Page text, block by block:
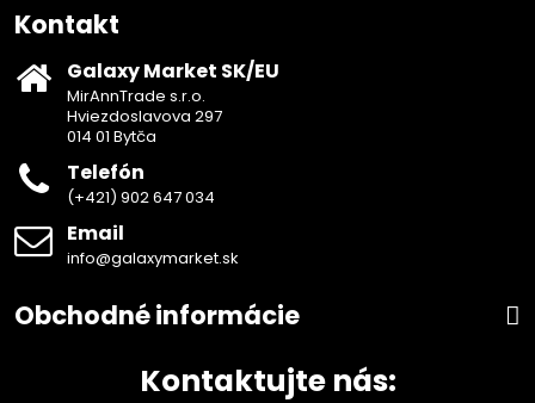
Kontakt
Galaxy Market SK/EU
MirAnnTrade s.r.o.
Hviezdoslavova 297
014 01 Bytča
Telefón
(+421) 902 647 034
Email
info@galaxymarket.sk
Obchodné informácie
Kontaktujte nás: